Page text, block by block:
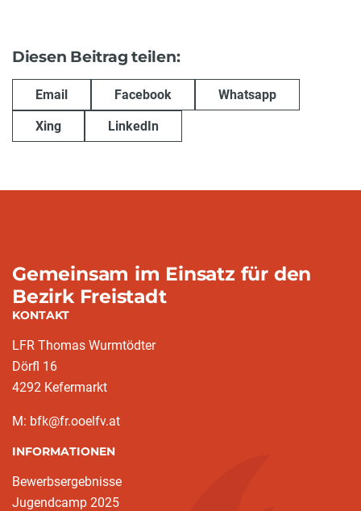
Diesen Beitrag teilen:
Email Facebook Whatsapp
Xing LinkedIn
Gemeinsam im Einsatz für den
Bezirk Freistadt
KONTAKT
LFR Thomas Wurmtödter
Dörfl 16
4292 Kefermarkt
M: bfk@fr.ooelfv.at
INFORMATIONEN
Bewerbsergebnisse
Jugendcamp 2025